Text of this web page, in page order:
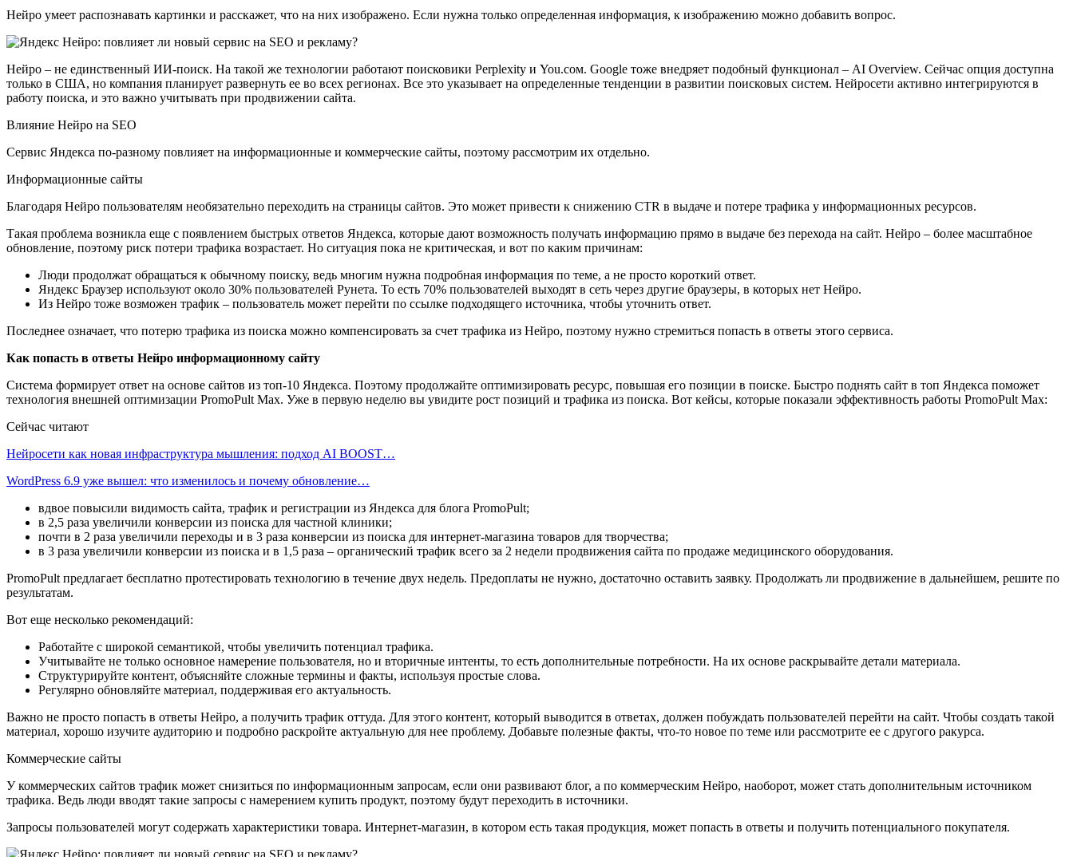
Нейро умеет распознавать картинки и расскажет, что на них изображено. Если нужна только определенная информация, к изображению можно добавить вопрос.
Нейро – не единственный ИИ-поиск. На такой же технологии работают поисковики Perplexity и You.сом. Google тоже внедряет подобный функционал – AI Overview. Сейчас опция доступна
только в США, но компания планирует развернуть ее во всех регионах. Все это указывает на определенные тенденции в развитии поисковых систем. Нейросети активно интегрируются в
работу поиска, и это важно учитывать при продвижении сайта.
Влияние Нейро на SEO
Сервис Яндекса по-разному повлияет на информационные и коммерческие сайты, поэтому рассмотрим их отдельно.
Информационные сайты
Благодаря Нейро пользователям необязательно переходить на страницы сайтов. Это может привести к снижению CTR в выдаче и потере трафика у информационных ресурсов.
Такая проблема возникла еще с появлением быстрых ответов Яндекса, которые дают возможность получать информацию прямо в выдаче без перехода на сайт. Нейро – более масштабное
обновление, поэтому риск потери трафика возрастает. Но ситуация пока не критическая, и вот по каким причинам:
Люди продолжат обращаться к обычному поиску, ведь многим нужна подробная информация по теме, а не просто короткий ответ.
Яндекс Браузер используют около 30% пользователей Рунета. То есть 70% пользователей выходят в сеть через другие браузеры, в которых нет Нейро.
Из Нейро тоже возможен трафик – пользователь может перейти по ссылке подходящего источника, чтобы уточнить ответ.
Последнее означает, что потерю трафика из поиска можно компенсировать за счет трафика из Нейро, поэтому нужно стремиться попасть в ответы этого сервиса.
Как попасть в ответы Нейро информационному сайту
Система формирует ответ на основе сайтов из топ-10 Яндекса. Поэтому продолжайте оптимизировать ресурс, повышая его позиции в поиске. Быстро поднять сайт в топ Яндекса поможет
технология внешней оптимизации PromoPult Max. Уже в первую неделю вы увидите рост позиций и трафика из поиска. Вот кейсы, которые показали эффективность работы PromoPult Max:
Сейчас читают
Нейросети как новая инфраструктура мышления: подход AI BOOST…
WordPress 6.9 уже вышел: что изменилось и почему обновление…
вдвое повысили видимость сайта, трафик и регистрации из Яндекса для блога PromoPult;
в 2,5 раза увеличили конверсии из поиска для частной клиники;
почти в 2 раза увеличили переходы и в 3 раза конверсии из поиска для интернет-магазина товаров для творчества;
в 3 раза увеличили конверсии из поиска и в 1,5 раза – органический трафик всего за 2 недели продвижения сайта по продаже медицинского оборудования.
PromoPult предлагает бесплатно протестировать технологию в течение двух недель. Предоплаты не нужно, достаточно оставить заявку. Продолжать ли продвижение в дальнейшем, решите по
результатам.
Вот еще несколько рекомендаций:
Работайте с широкой семантикой, чтобы увеличить потенциал трафика.
Учитывайте не только основное намерение пользователя, но и вторичные интенты, то есть дополнительные потребности. На их основе раскрывайте детали материала.
Структурируйте контент, объясняйте сложные термины и факты, используя простые слова.
Регулярно обновляйте материал, поддерживая его актуальность.
Важно не просто попасть в ответы Нейро, а получить трафик оттуда. Для этого контент, который выводится в ответах, должен побуждать пользователей перейти на сайт. Чтобы создать такой
материал, хорошо изучите аудиторию и подробно раскройте актуальную для нее проблему. Добавьте полезные факты, что-то новое по теме или рассмотрите ее с другого ракурса.
Коммерческие сайты
У коммерческих сайтов трафик может снизиться по информационным запросам, если они развивают блог, а по коммерческим Нейро, наоборот, может стать дополнительным источником
трафика. Ведь люди вводят такие запросы с намерением купить продукт, поэтому будут переходить в источники.
Запросы пользователей могут содержать характеристики товара. Интернет-магазин, в котором есть такая продукция, может попасть в ответы и получить потенциального покупателя.